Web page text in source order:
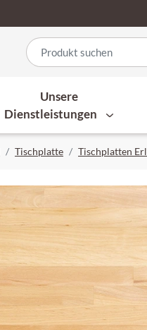
Unsere
Dienstleistungen
Tischplatte Tischplatten